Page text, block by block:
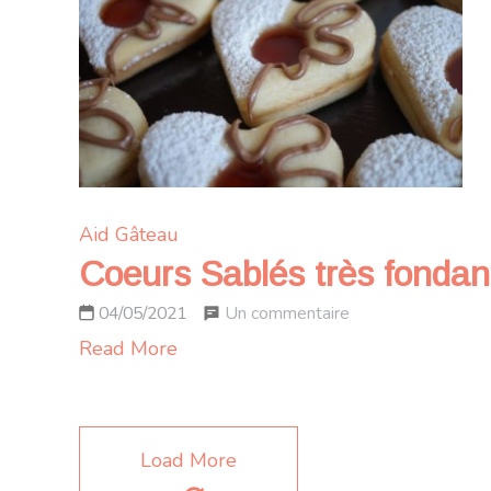
et
confiture
de
caramélisé
Aid Gâteau
Coeurs Sablés très
04/05/2021 Un commentaire
Read More
Load More